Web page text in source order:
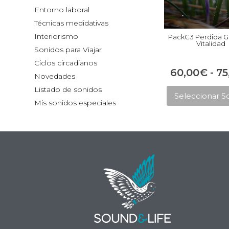
PackC3 Perdida
Vitalidad
60,00€ -
Seleccionar
Entorno laboral
Técnicas medidativas
Interiorismo
Sonidos para Viajar
Ciclos circadianos
Novedades
Listado de sonidos
Mis sonidos especiales